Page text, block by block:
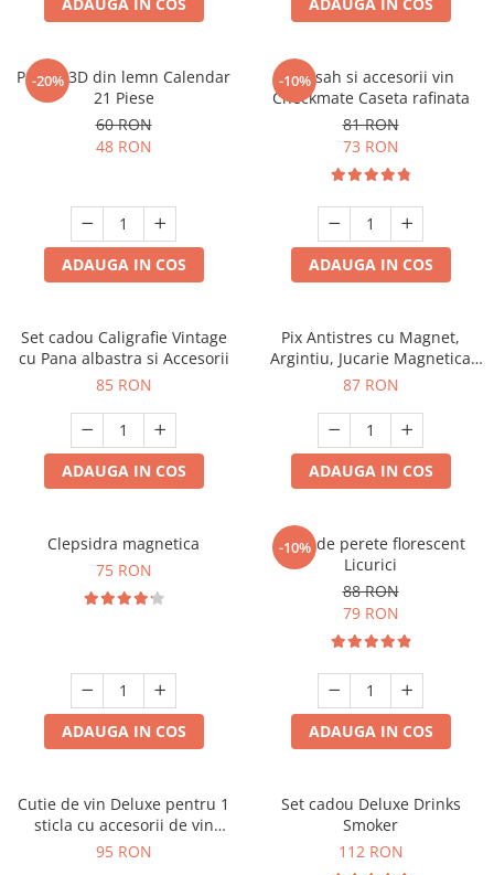
-20%
Puzzle 3D din lemn Calendar
21 Piese
60 RON
48 RON
ADAUGA IN COS
-10%
Set sah si accesorii vin
Checkmate Caseta rafinata
81 RON
73 RON
ADAUGA IN COS
Set cadou Caligrafie Vintage
cu Pana albastra si Accesorii
85 RON
ADAUGA IN COS
Pix Antistres cu Magnet,
Argintiu, Jucarie Magnetica
pentru Birou
87 RON
ADAUGA IN COS
Clepsidra magnetica
75 RON
ADAUGA IN COS
-10%
Ceas de perete florescent
Licurici
88 RON
79 RON
ADAUGA IN COS
Cutie de vin Deluxe pentru 1
sticla cu accesorii de vin
incluse interior oranj
95 RON
Set cadou Deluxe Drinks
Smoker
112 RON